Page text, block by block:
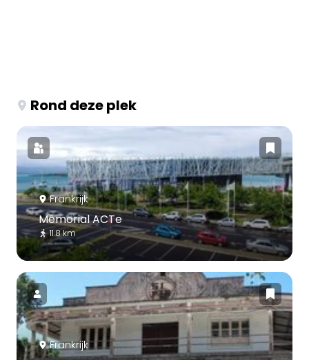
Rond deze plek
Frankrijk
Mémorial ACTe
11.8 km
Frankrijk